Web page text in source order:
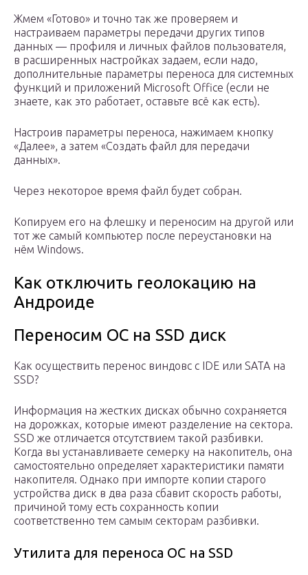
Жмем «Готово» и точно так же проверяем и
настраиваем параметры передачи других типов
данных — профиля и личных файлов пользователя,
в расширенных настройках задаем, если надо,
дополнительные параметры переноса для системных
функций и приложений Microsoft Office (если не
знаете, как это работает, оставьте всё как есть).
Настроив параметры переноса, нажимаем кнопку
«Далее», а затем «Создать файл для передачи
данных».
Через некоторое время файл будет собран.
Копируем его на флешку и переносим на другой или
тот же самый компьютер после переустановки на
нём Windows.
Как отключить геолокацию на
Андроиде
Переносим ОС на SSD диск
Как осуществить перенос виндовс с IDE или SATA на
SSD?
Информация на жестких дисках обычно сохраняется
на дорожках, которые имеют разделение на сектора.
SSD же отличается отсутствием такой разбивки.
Когда вы устанавливаете семерку на накопитель, она
самостоятельно определяет характеристики памяти
накопителя. Однако при импорте копии старого
устройства диск в два раза сбавит скорость работы,
причиной тому есть сохранность копии
соответственно тем самым секторам разбивки.
Утилита для переноса ОС на SSD